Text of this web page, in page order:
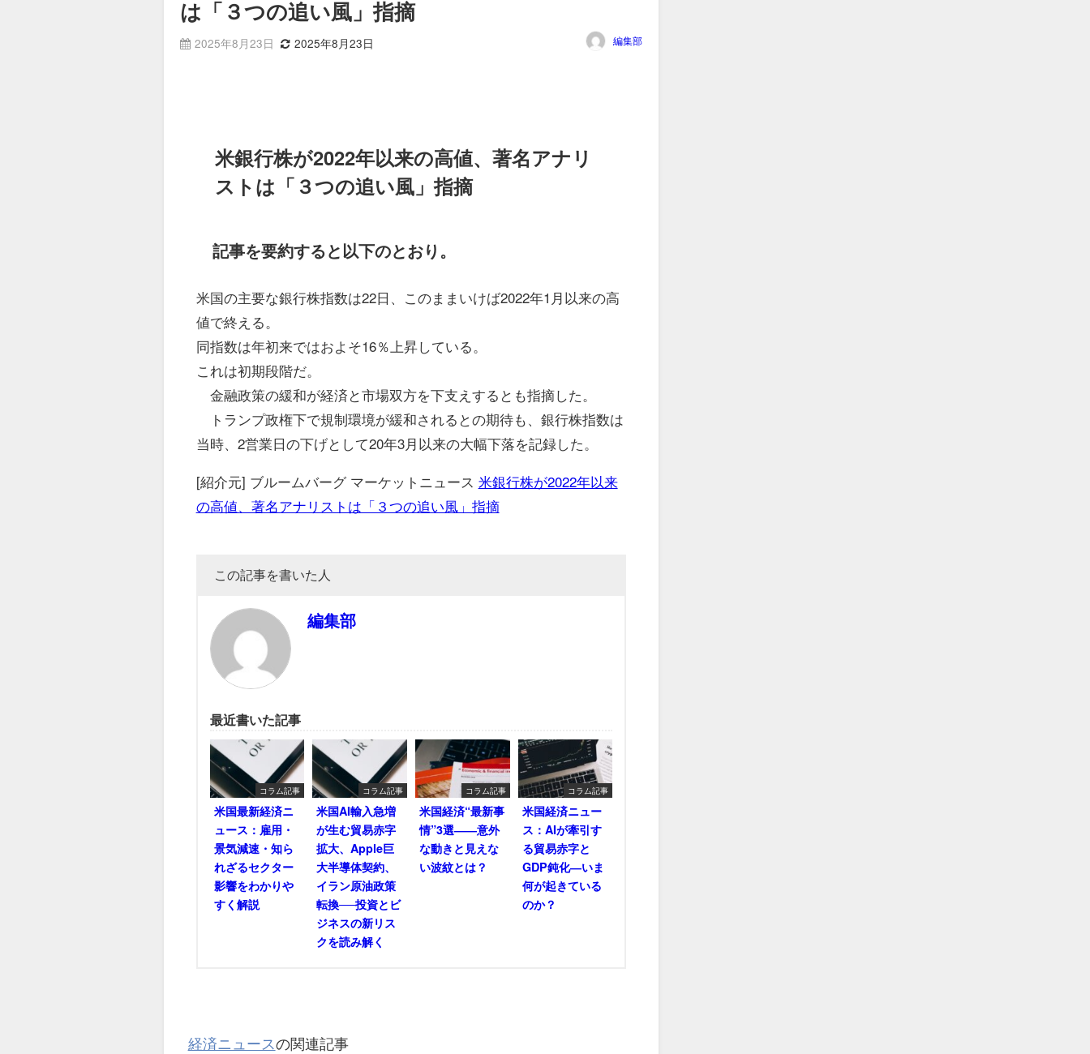
は「３つの追い風」指摘
2025年8月23日 2025年8月23日 編集部
米銀行株が2022年以来の高値、著名アナリ
ストは「３つの追い風」指摘
記事を要約すると以下のとおり。
米国の主要な銀行株指数は22日、このままいけば2022年1月以来の高
値で終える。
同指数は年初来ではおよそ16％上昇している。
これは初期段階だ。
金融政策の緩和が経済と市場双方を下支えするとも指摘した。
トランプ政権下で規制環境が緩和されるとの期待も、銀行株指数は
当時、2営業日の下げとして20年3月以来の大幅下落を記録した。
[紹介元] ブルームバーグ マーケットニュース 米銀行株が2022年以来
の高値、著名アナリストは「３つの追い風」指摘
この記事を書いた人
編集部
最近書いた記事
コラム記事
米国最新経済ニ
ュース：雇用・
景気減速・知ら
れざるセクター
影響をわかりや
すく解説
コラム記事
米国AI輸入急増
が生む貿易赤字
拡大、Apple巨
大半導体契約、
イラン原油政策
転換──投資とビ
ジネスの新リス
クを読み解く
コラム記事
米国経済“最新事
情”3選――意外
な動きと見えな
い波紋とは？
コラム記事
米国経済ニュー
ス：AIが牽引す
る貿易赤字と
GDP鈍化―いま
何が起きている
のか？
経済ニュースの関連記事